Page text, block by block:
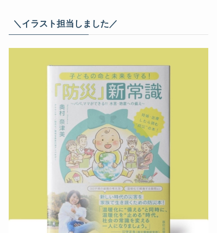
＼イラスト担当しました／